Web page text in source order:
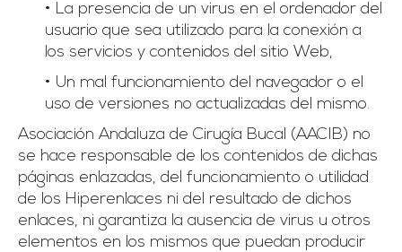
• La presencia de un virus en el ordenador del
usuario que sea utilizado para la conexión a
los servicios y contenidos del sitio Web,
• Un mal funcionamiento del navegador o el
uso de versiones no actualizadas del mismo.
Asociación Andaluza de Cirugía Bucal (AACIB) no
se hace responsable de los contenidos de dichas
páginas enlazadas, del funcionamiento o utilidad
de los Hiperenlaces ni del resultado de dichos
enlaces, ni garantiza la ausencia de virus u otros
elementos en los mismos que puedan producir